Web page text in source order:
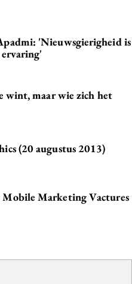
'Nieuwsgierigheid is
wint, maar wie zich het
(20 augustus 2013)
Marketing Vactures